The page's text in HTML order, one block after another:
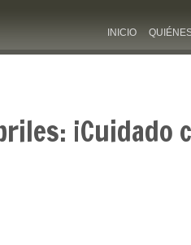
INICIO
¡Cuidado